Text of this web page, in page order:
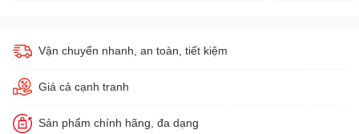
Vận chuyển nhanh, an toàn, tiết kiệm
Giá cả cạnh tranh
Sản phẩm chính hãng, đa dạng